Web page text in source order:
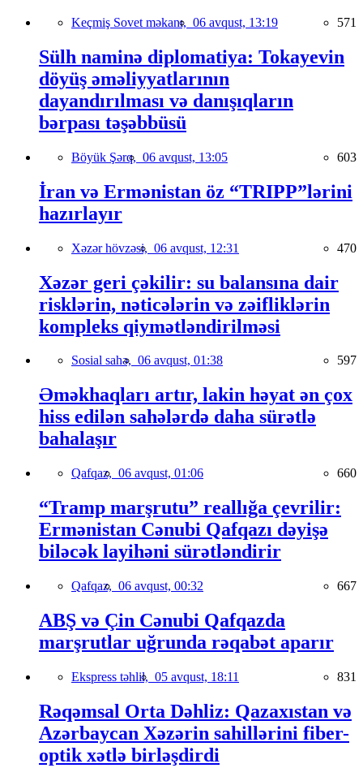
Keçmiş Sovet məkanı, 06 avqust, 13:19 571
Sülh naminə diplomatiya: Tokayevin
döyüş əməliyyatlarının
dayandırılması və danışıqların
bərpası təşəbbüsü
Böyük Şərq, 06 avqust, 13:05 603
İran və Ermənistan öz “TRIPP”lərini
hazırlayır
Xəzər hövzəsi, 06 avqust, 12:31 470
Xəzər geri çəkilir: su balansına dair
risklərin, nəticələrin və zəifliklərin
kompleks qiymətləndirilməsi
Sosial sahə, 06 avqust, 01:38 597
Əməkhaqları artır, lakin həyat ən çox
hiss edilən sahələrdə daha sürətlə
bahalaşır
Qafqaz, 06 avqust, 01:06 660
“Tramp marşrutu” reallığa çevrilir:
Ermənistan Cənubi Qafqazı dəyişə
biləcək layihəni sürətləndirir
Qafqaz, 06 avqust, 00:32 667
ABŞ və Çin Cənubi Qafqazda
marşrutlar uğrunda rəqabət aparır
Ekspress təhlil, 05 avqust, 18:11 831
Rəqəmsal Orta Dəhliz: Qazaxıstan və
Azərbaycan Xəzərin sahillərini fiber-
optik xətlə birləşdirdi